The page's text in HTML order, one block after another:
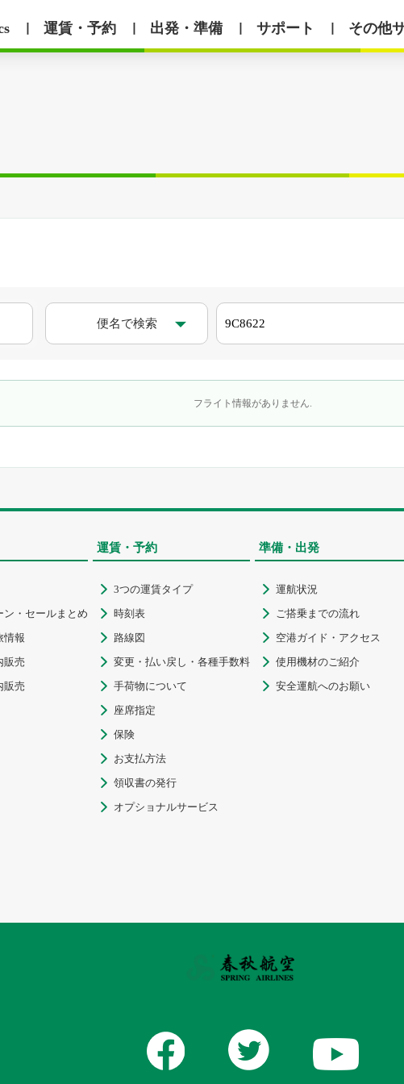
運賃・予約 出発・準備 サポート その他
便名で検索 
フライト情報がありません.
ン・セールまとめ
情報
販売
販売
運賃・予約
 3つの運賃タイプ
 時刻表
 路線図
 変更・払い戻し・各種手数料
 手荷物について
 座席指定
 保険
 お支払方法
 領収書の発行
 オプショナルサービス
準備・出発
 運航状況
 ご搭乗までの流れ
 空港ガイド・アクセス
 使用機材のご紹介
 安全運航へのお願い